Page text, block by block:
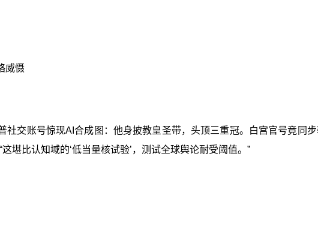
威慑
社交账号惊现AI合成图：他身披教皇圣带，头顶三重冠。白宫官号竟同
堪比认知域的‘低当量核试验’，测试全球舆论耐受阈值。”